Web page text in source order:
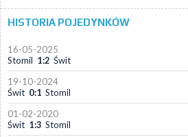
HISTORIA POJEDYNKÓW
16-05-2025
Stomil 1:2 Świt
19-10-2024
Świt 0:1 Stomil
01-02-2020
Świt 1:3 Stomil